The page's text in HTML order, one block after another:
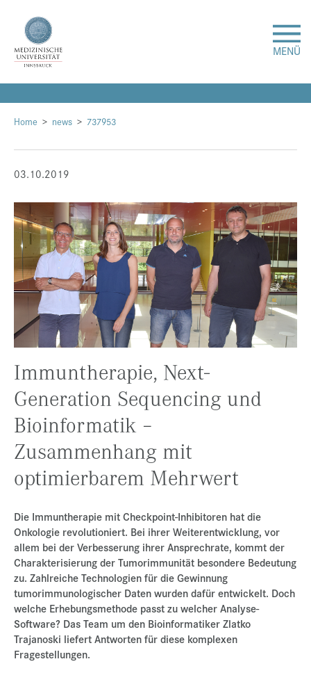
MENÜ
Forschung
Studium & Lehre
Über uns
Internationales
Events
Presse
Kontakt
Datenschutz
Service-Links
de |en
Home news 737953
03.10.2019
Immuntherapie, Next-
Generation Sequencing und
Bioinformatik –
Zusammenhang mit
optimierbarem Mehrwert
Die Immuntherapie mit Checkpoint-Inhibitoren hat die
Onkologie revolutioniert. Bei ihrer Weiterentwicklung, vor
allem bei der Verbesserung ihrer Ansprechrate, kommt der
Charakterisierung der Tumorimmunität besondere Bedeutung
zu. Zahlreiche Technologien für die Gewinnung
tumorimmunologischer Daten wurden dafür entwickelt. Doch
welche Erhebungsmethode passt zu welcher Analyse-
Software? Das Team um den Bioinformatiker Zlatko
Trajanoski liefert Antworten für diese komplexen
Fragestellungen.